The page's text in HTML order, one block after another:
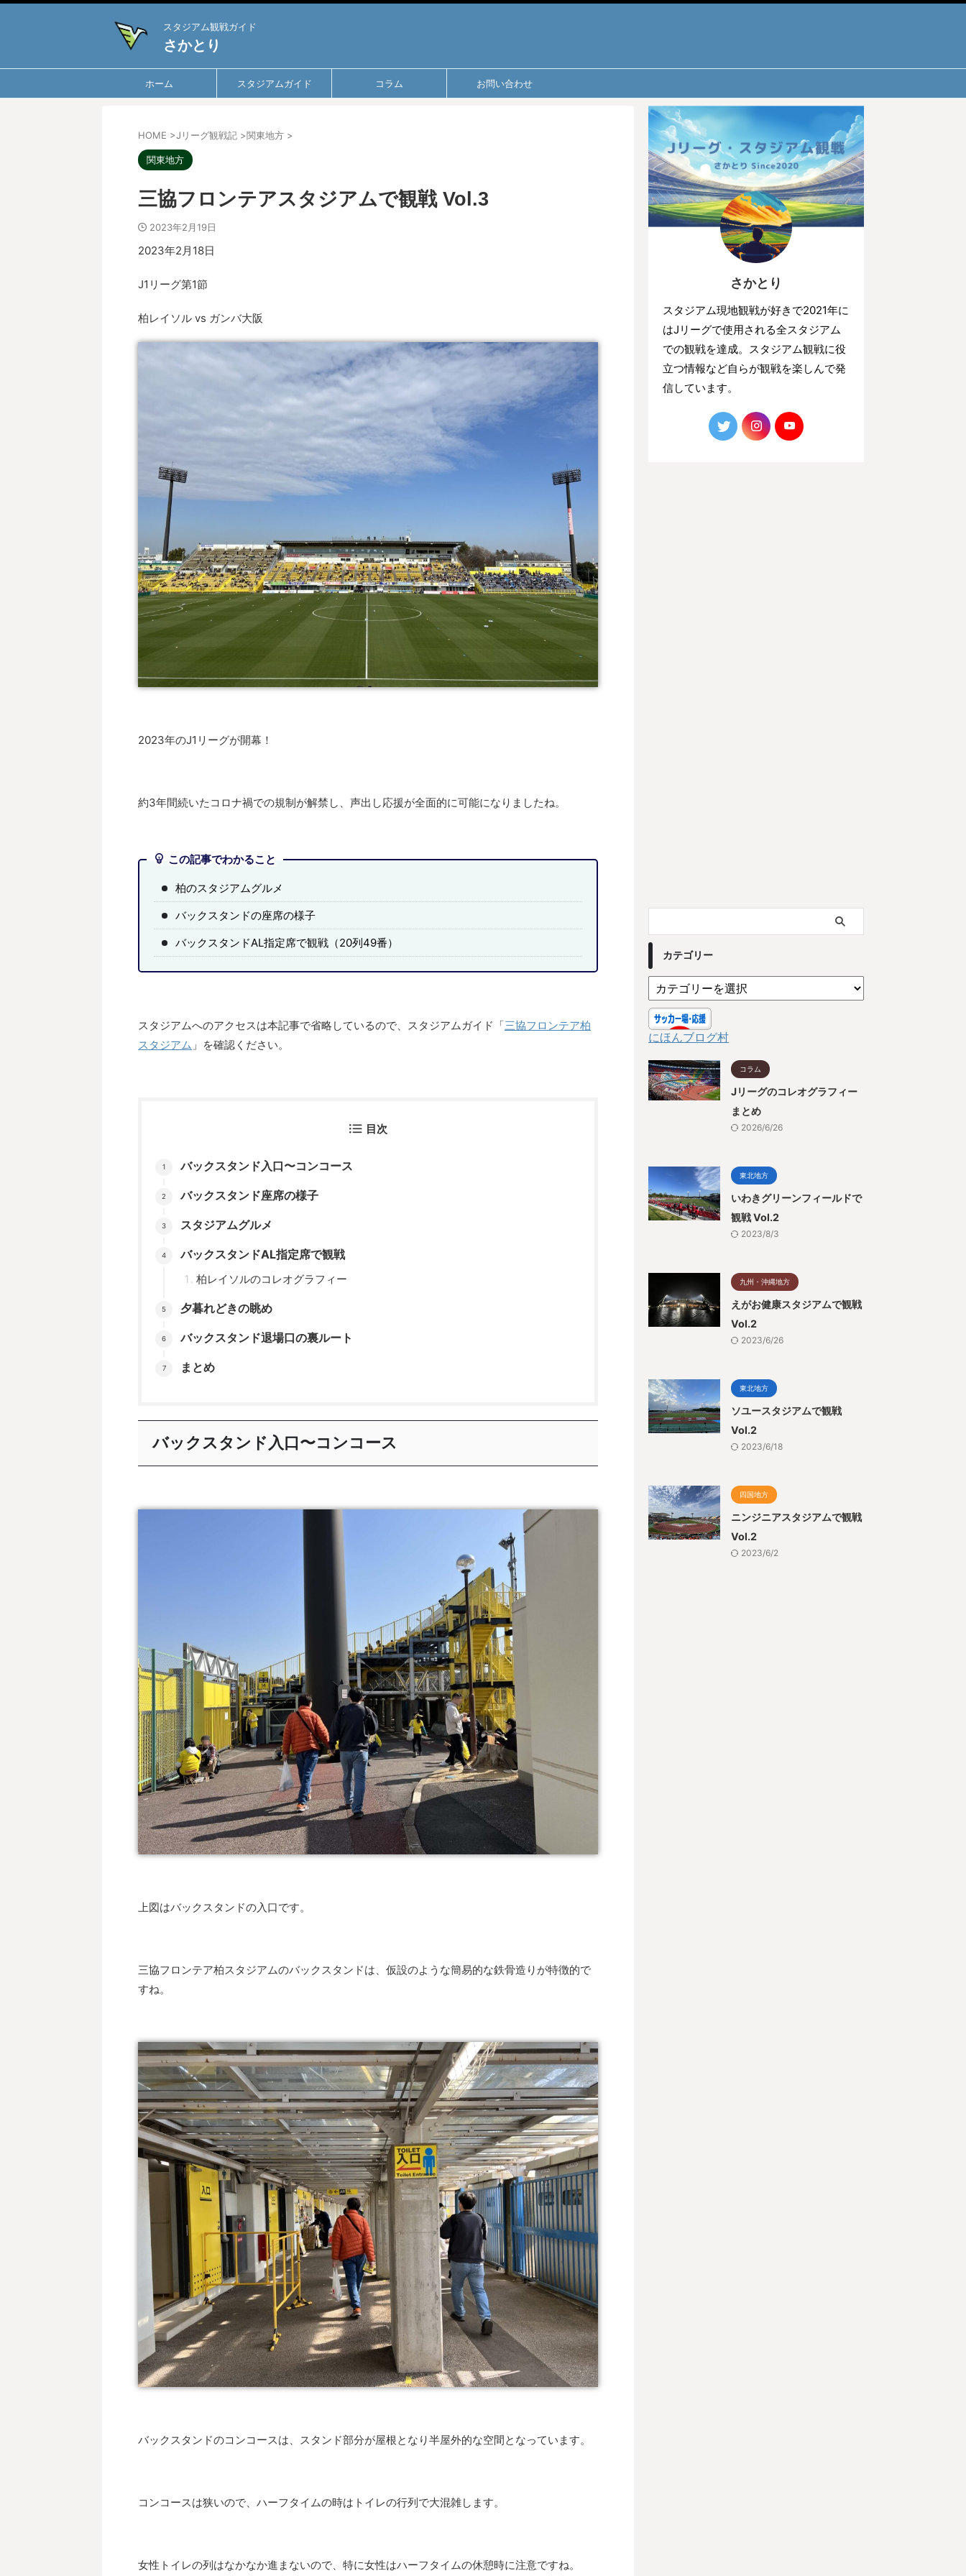
スタジアム観戦ガイド
さかとり
ホーム スタジアムガイド コラム お問い合わせ
HOME >Jリーグ観戦記 >関東地方 >
関東地方
三協フロンテアスタジアムで観戦 Vol.3
2023年2月19日
2023年2月18日
J1リーグ第1節
柏レイソル vs ガンバ大阪
2023年のJ1リーグが開幕！
約3年間続いたコロナ禍での規制が解禁し、声出し応援が全面的に可能になりましたね。
この記事でわかること
柏のスタジアムグルメ
バックスタンドの座席の様子
バックスタンドAL指定席で観戦（20列49番）
スタジアムへのアクセスは本記事で省略しているので、スタジアムガイド「三協フロンテア柏
スタジアム 」を確認ください。
目次
バックスタンド入口〜コンコース
バックスタンド座席の様子
スタジアムグルメ
バックスタンドAL指定席で観戦
柏レイソルのコレオグラフィー
夕暮れどきの眺め
バックスタンド退場口の裏ルート
まとめ
バックスタンド入口〜コンコース
上図はバックスタンドの入口です。
三協フロンテア柏スタジアムのバックスタンドは、仮設のような簡易的な鉄骨造りが特徴的で
すね。
バックスタンドのコンコースは、スタンド部分が屋根となり半屋外的な空間となっています。
コンコースは狭いので、ハーフタイムの時はトイレの行列で大混雑します。
女性トイレの列はなかなか進まないので、特に女性はハーフタイムの休憩時に注意ですね。
さかとり
スタジアム現地観戦が好きで2021年に
はJリーグで使用される全スタジアム
での観戦を達成。スタジアム観戦に役
立つ情報など自らが観戦を楽しんで発
信しています。
カテゴリー
にほんブログ村
コラム
Jリーグのコレオグラフィー
まとめ
2026/6/26
東北地方
いわきグリーンフィールドで
観戦 Vol.2
2023/8/3
九州・沖縄地方
えがお健康スタジアムで観戦
Vol.2
2023/6/26
東北地方
ソユースタジアムで観戦
Vol.2
2023/6/18
四国地方
ニンジニアスタジアムで観戦
Vol.2
2023/6/2